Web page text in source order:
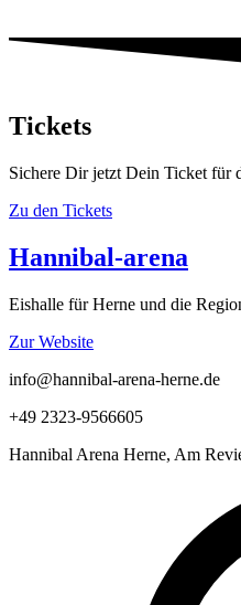
Tickets
Sichere Dir jetzt Dein Ticket für
Zu den Tickets
Hannibal-arena
Eishalle für Herne und die
Zur Website
info@hannibal-arena-herne.de
+49 2323-9566605
Hannibal Arena Herne, Am